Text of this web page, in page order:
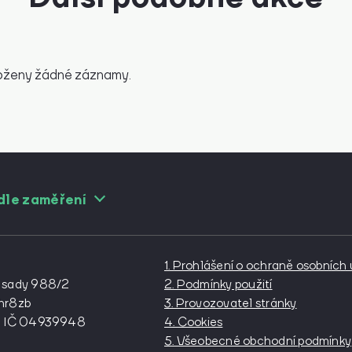
žádné záznamy.
zaměření
Pro cévní chirurgy
Pro
Pro interní lékařství
Pro
Pro
Pro plastické chirurgy
Pro urgentní medicínu Pro urology
sady 988/2
IČ 04939948
1. Prohlášení o ochraně osobních
2. Podmínky použití
3. Provozovatel stránky
4. Cookies
5. Všeobecné obchodní podmínky